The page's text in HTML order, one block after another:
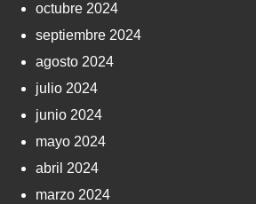
octubre 2024
septiembre 2024
agosto 2024
julio 2024
junio 2024
mayo 2024
abril 2024
marzo 2024